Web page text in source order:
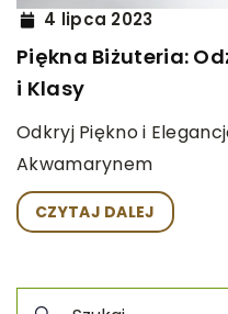
4 lipca 2023
Piękna Biżuteria:
i Klasy
Odkryj Piękno i
Akwamarynem
CZYTAJ DALEJ